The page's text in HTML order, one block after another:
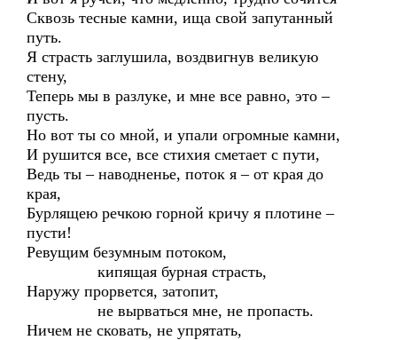
Сквозь тесные камни, ища свой запутанный
путь.
Я страсть заглушила, воздвигнув великую
стену,
Теперь мы в разлуке, и мне все равно, это –
пусть.
Но вот ты со мной, и упали огромные камни,
И рушится все, все стихия сметает с пути,
Ведь ты – наводненье, поток я – от края до
края,
Бурлящею речкою горной кричу я плотине –
пусти!
Ревущим безумным потоком,
кипящая бурная страсть,
Наружу прорвется, затопит,
не вырваться мне, не пропасть.
Ничем не сковать, не упрятать,